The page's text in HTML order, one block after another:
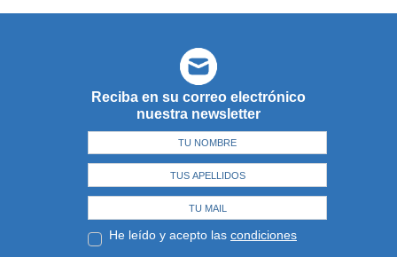
Reciba en su correo electrónico
nuestra newsletter
He leído y acepto las condiciones